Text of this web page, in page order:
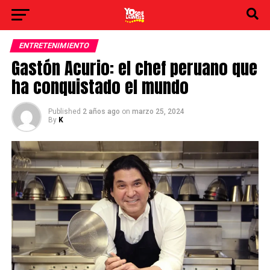
ENTRETENIMIENTO
Gastón Acurio: el chef peruano que
ha conquistado el mundo
Published 2 años ago on marzo 25, 2024
By K